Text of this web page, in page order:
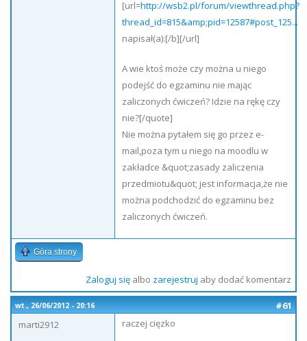
[url=http://wsb2.pl/forum/viewthread.php?
thread_id=815&amp;pid=12587#post_125...
napisał(a):[/b][/url]
A wie ktoś może czy można u niego
podejść do egzaminu nie mając
zaliczonych ćwiczeń? Idzie na rękę czy
nie?[/quote]
Nie można pytałem się go przez e-
mail,poza tym u niego na moodlu w
zakładce &quot;zasady zaliczenia
przedmiotu&quot; jest informacja,że nie
można podchodzić do egzaminu bez
zaliczonych ćwiczeń.
Góra strony
Zaloguj sięalbo zarejestruj aby dodać komentarz
wt., 26/06/2012 - 20:16
#61
marti2912
raczej cięzko